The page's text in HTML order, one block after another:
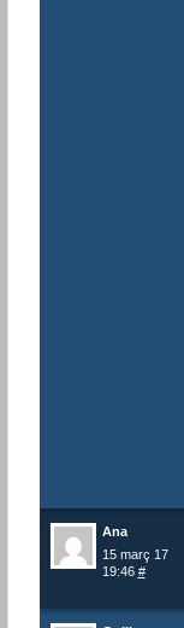
Ana
15 març 17
19:46 #